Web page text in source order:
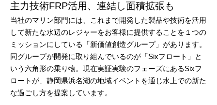
主力技術FRP活用、連結し面積拡張も
当社のマリン部門には、これまで開発した製品や技術を活用
して新たな水辺のレジャーをお客様に提供することを１つの
ミッションにしている「新価値創造グループ」があります。
同グループが開発に取り組んでいるのが「Sixフロート」と
いう六角形の乗り物。現在実証実験のフェーズにあるSixフ
ロートが、静岡県浜名湖の地域イベントを通じ水上での新た
な過ごし方を提案しています。